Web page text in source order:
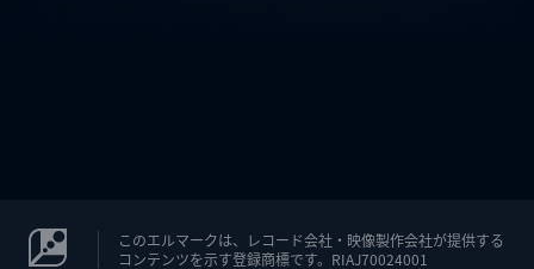
このエルマークは、レコード会社・映像製作会社が提供する
コンテンツを示す登録商標です。RIAJ70024001